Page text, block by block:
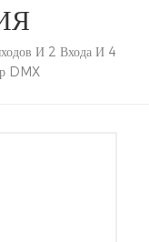
И 2 Входа И 4
DMX